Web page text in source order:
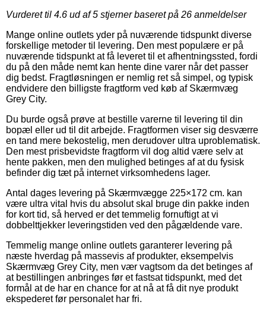
Vurderet til 4.6 ud af 5 stjerner baseret på 26 anmeldelser
Mange online outlets yder på nuværende tidspunkt diverse
forskellige metoder til levering. Den mest populære er på
nuværende tidspunkt at få leveret til et afhentningssted, fordi
du på den måde nemt kan hente dine varer når det passer
dig bedst. Fragtløsningen er nemlig ret så simpel, og typisk
endvidere den billigste fragtform ved køb af Skærmvæg
Grey City.
Du burde også prøve at bestille varerne til levering til din
bopæl eller ud til dit arbejde. Fragtformen viser sig desværre
en tand mere bekostelig, men derudover ultra uproblematisk.
Den mest prisbevidste fragtform vil dog altid være selv at
hente pakken, men den mulighed betinges af at du fysisk
befinder dig tæt på internet virksomhedens lager.
Antal dages levering på Skærmvægge 225×172 cm. kan
være ultra vital hvis du absolut skal bruge din pakke inden
for kort tid, så herved er det temmelig fornuftigt at vi
dobbelttjekker leveringstiden ved den pågældende vare.
Temmelig mange online outlets garanterer levering på
næste hverdag på massevis af produkter, eksempelvis
Skærmvæg Grey City, men vær vagtsom da det betinges af
at bestillingen anbringes før et fastsat tidspunkt, med det
formål at de har en chance for at nå at få dit nye produkt
ekspederet før personalet har fri.